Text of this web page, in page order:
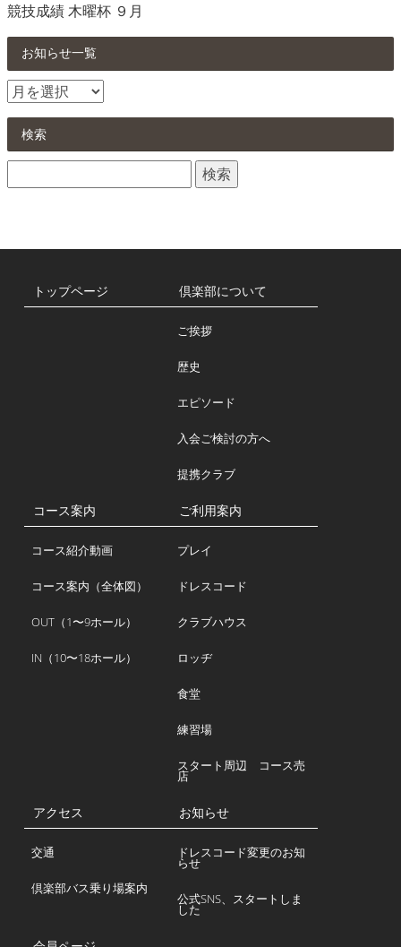
競技成績 木曜杯 ９月
お知らせ一覧
お
せ
検索
索:
トップページ 倶楽部について
ご挨拶
歴史
エピソード
入会ご検討の方へ
提携クラブ
コース案内
コース紹介動画
コース案内（全体図）
OUT（1〜9ホール）
IN（10〜18ホール）
ご利用案内
プレイ
ドレスコード
クラブハウス
ロッヂ
食堂
練習場
スタート周辺 コース売
店
アクセス
交通
倶楽部バス乗り場案内
お知らせ
ドレスコード変更のお知
らせ
公式SNS、スタートしま
した